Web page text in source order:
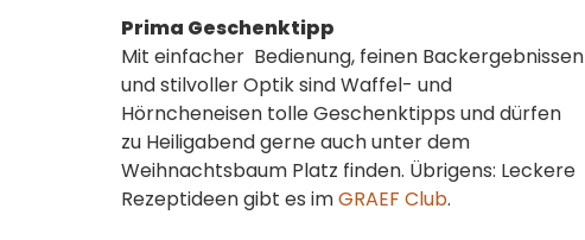
Prima Geschenktipp
Mit einfacher Bedienung, feinen Backergebnissen
und stilvoller Optik sind Waffel- und
Hörncheneisen tolle Geschenktipps und dürfen
zu Heiligabend gerne auch unter dem
Weihnachtsbaum Platz finden. Übrigens: Leckere
Rezeptideen gibt es imGRAEF Club.